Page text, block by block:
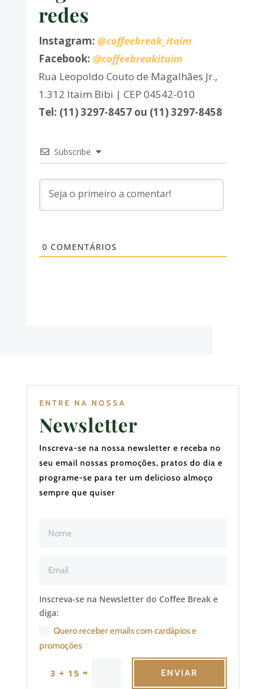
redes
Instagram: @coffeebreak_itaim
Facebook: @coffeebreakitaim
Rua Leopoldo Couto de Magalhães Jr.,
1.312 Itaim Bibi | CEP 04542-010
Tel: (11) 3297-8457 ou (11) 3297-8458
Subscribe
0 COMENTÁRIOS
ENTRE NA NOSSA
Newsletter
Inscreva-se na nossa newsletter e receba no
seu email nossas promoções, pratos do dia e
programe-se para ter um delicioso almoço
sempre que quiser
Inscreva-se na Newsletter do Coffee Break e
diga:
Quero receber emails com cardápios e
promoções
3 + 15 = ENVIAR